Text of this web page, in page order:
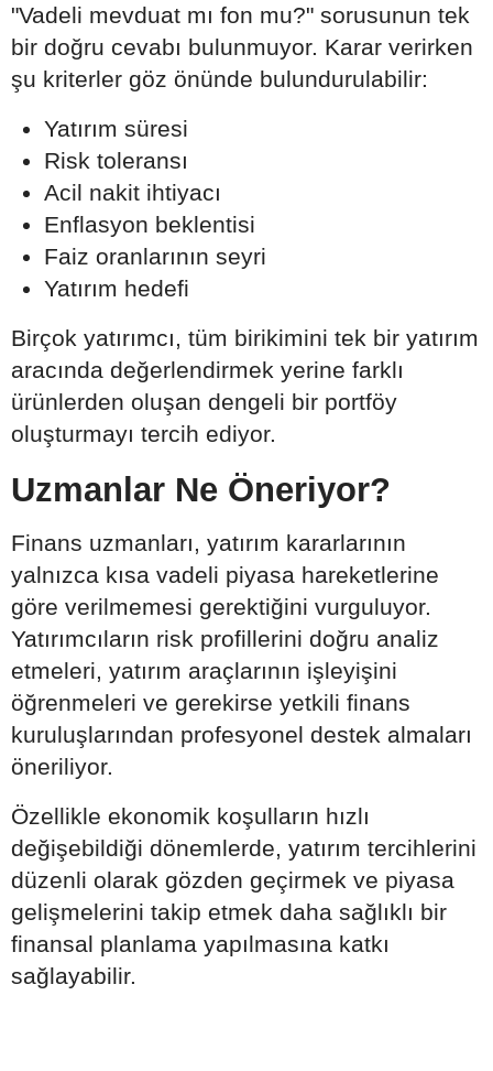
"Vadeli mevduat mı fon mu?" sorusunun tek
bir doğru cevabı bulunmuyor. Karar verirken
şu kriterler göz önünde bulundurulabilir:
Yatırım süresi
Risk toleransı
Acil nakit ihtiyacı
Enflasyon beklentisi
Faiz oranlarının seyri
Yatırım hedefi
Birçok yatırımcı, tüm birikimini tek bir yatırım
aracında değerlendirmek yerine farklı
ürünlerden oluşan dengeli bir portföy
oluşturmayı tercih ediyor.
Uzmanlar Ne Öneriyor?
Finans uzmanları, yatırım kararlarının
yalnızca kısa vadeli piyasa hareketlerine
göre verilmemesi gerektiğini vurguluyor.
Yatırımcıların risk profillerini doğru analiz
etmeleri, yatırım araçlarının işleyişini
öğrenmeleri ve gerekirse yetkili finans
kuruluşlarından profesyonel destek almaları
öneriliyor.
Özellikle ekonomik koşulların hızlı
değişebildiği dönemlerde, yatırım tercihlerini
düzenli olarak gözden geçirmek ve piyasa
gelişmelerini takip etmek daha sağlıklı bir
finansal planlama yapılmasına katkı
sağlayabilir.